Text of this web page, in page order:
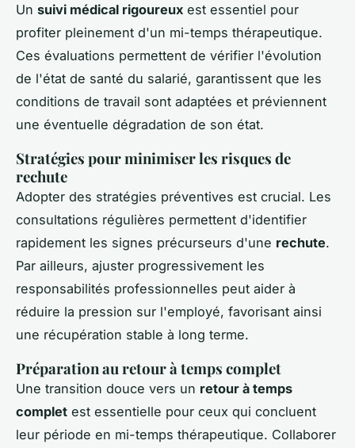
Un suivi médical rigoureux est essentiel pour
profiter pleinement d'un mi-temps thérapeutique.
Ces évaluations permettent de vérifier l'évolution
de l'état de santé du salarié, garantissent que les
conditions de travail sont adaptées et préviennent
une éventuelle dégradation de son état.
Stratégies pour minimiser les risques de
rechute
Adopter des stratégies préventives est crucial. Les
consultations régulières permettent d'identifier
rapidement les signes précurseurs d'une rechute.
Par ailleurs, ajuster progressivement les
responsabilités professionnelles peut aider à
réduire la pression sur l'employé, favorisant ainsi
une récupération stable à long terme.
Préparation au retour à temps complet
Une transition douce vers un retour à temps
complet est essentielle pour ceux qui concluent
leur période en mi-temps thérapeutique. Collaborer